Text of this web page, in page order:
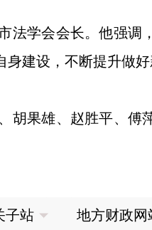
学会会长。他强调
建设，不断提升做
果雄、赵胜平、傅